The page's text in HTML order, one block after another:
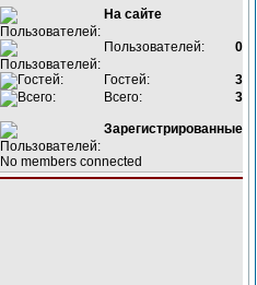
На сайте
Пользователей: 0
Гостей:
3
Всего:
3
Зарегистрированные
No members connected